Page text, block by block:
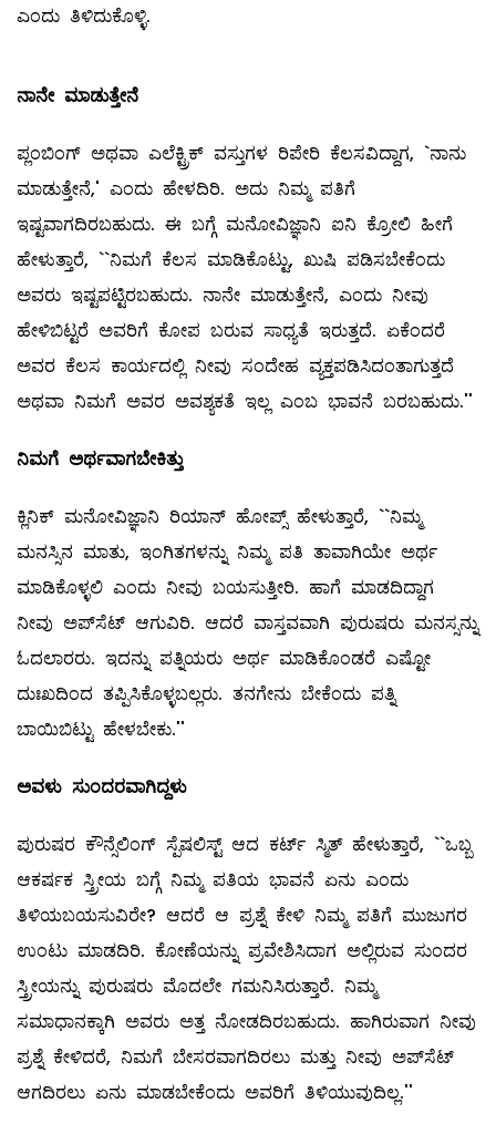
ಎಂದು ತಿಳಿದುಕೊಳ್ಳಿ.
ನಾನೇ ಮಾಡುತ್ತೇನೆ
ಪ್ಲಂಬಿಂಗ್‌ ಅಥವಾ ಎಲೆಕ್ಟ್ರಿಕ್‌ ವಸ್ತುಗಳ ರಿಪೇರಿ ಕೆಲಸವಿದ್ದಾಗ, `ನಾನು
ಮಾಡುತ್ತೇನೆ,' ಎಂದು ಹೇಳದಿರಿ. ಅದು ನಿಮ್ಮ ಪತಿಗೆ
ಇಷ್ಟವಾಗದಿರಬಹುದು. ಈ ಬಗ್ಗೆ ಮನೋವಿಜ್ಞಾನಿ ಐನಿ ಕ್ರೋಲಿ ಹೀಗೆ
ಹೇಳುತ್ತಾರೆ, ``ನಿಮಗೆ ಕೆಲಸ ಮಾಡಿಕೊಟ್ಟು, ಖುಷಿ ಪಡಿಸಬೇಕೆಂದು
ಅವರು ಇಷ್ಟಪಟ್ಟಿರಬಹುದು. ನಾನೇ ಮಾಡುತ್ತೇನೆ, ಎಂದು ನೀವು
ಹೇಳಿಬಿಟ್ಟರೆ ಅವರಿಗೆ ಕೋಪ ಬರುವ ಸಾಧ್ಯತೆ ಇರುತ್ತದೆ. ಏಕೆಂದರೆ
ಅವರ ಕೆಲಸ ಕಾರ್ಯದಲ್ಲಿ ನೀವು ಸಂದೇಹ ವ್ಯಕ್ತಪಡಿಸಿದಂತಾಗುತ್ತದೆ
ಅಥವಾ ನಿಮಗೆ ಅವರ ಅವಶ್ಯಕತೆ ಇಲ್ಲ ಎಂಬ ಭಾವನೆ ಬರಬಹುದು.''
ನಿಮಗೆ ಅರ್ಥವಾಗಬೇಕಿತ್ತು
ಕ್ಲಿನಿಕ್‌ ಮನೋವಿಜ್ಞಾನಿ ರಿಯಾನ್‌ ಹೋಪ್ಸ್ ಹೇಳುತ್ತಾರೆ, ``ನಿಮ್ಮ
ಮನಸ್ಸಿನ ಮಾತು, ಇಂಗಿತಗಳನ್ನು ನಿಮ್ಮ ಪತಿ ತಾವಾಗಿಯೇ ಅರ್ಥ
ಮಾಡಿಕೊಳ್ಳಲಿ ಎಂದು ನೀವು ಬಯಸುತ್ತೀರಿ. ಹಾಗೆ ಮಾಡದಿದ್ದಾಗ
ನೀವು ಅಪ್‌ಸೆಟ್‌ ಆಗುವಿರಿ. ಆದರೆ ವಾಸ್ತವವಾಗಿ ಪುರುಷರು ಮನಸ್ಸನ್ನು
ಓದಲಾರರು. ಇದನ್ನು ಪತ್ನಿಯರು ಅರ್ಥ ಮಾಡಿಕೊಂಡರೆ ಎಷ್ಟೋ
ದುಃಖದಿಂದ ತಪ್ಪಿಸಿಕೊಳ್ಳಬಲ್ಲರು. ತನಗೇನು ಬೇಕೆಂದು ಪತ್ನಿ
ಬಾಯಿಬಿಟ್ಟು ಹೇಳಬೇಕು.''
ಅವಳು ಸುಂದರವಾಗಿದ್ದಳು
ಪುರುಷರ ಕೌನ್ಸೆಲಿಂಗ್‌ ಸ್ಪೆಷಲಿಸ್ಟ್ ಆದ ಕರ್ಟ್‌ ಸ್ಮಿತ್‌ ಹೇಳುತ್ತಾರೆ, ``ಒಬ್ಬ
ಆಕರ್ಷಕ ಸ್ತ್ರೀಯ ಬಗ್ಗೆ ನಿಮ್ಮ ಪತಿಯ ಭಾವನೆ ಏನು ಎಂದು
ತಿಳಿಯಬಯಸುವಿರೇ? ಆದರೆ ಆ ಪ್ರಶ್ನೆ ಕೇಳಿ ನಿಮ್ಮ ಪತಿಗೆ ಮುಜುಗರ
ಉಂಟು ಮಾಡದಿರಿ. ಕೋಣೆಯನ್ನು ಪ್ರವೇಶಿಸಿದಾಗ ಅಲ್ಲಿರುವ ಸುಂದರ
ಸ್ತ್ರೀಯನ್ನು ಪುರುಷರು ಮೊದಲೇ ಗಮನಿಸಿರುತ್ತಾರೆ. ನಿಮ್ಮ
ಸಮಾಧಾನಕ್ಕಾಗಿ ಅವರು ಅತ್ತ ನೋಡದಿರಬಹುದು. ಹಾಗಿರುವಾಗ ನೀವು
ಪ್ರಶ್ನೆ ಕೇಳಿದರೆ, ನಿಮಗೆ ಬೇಸರವಾಗದಿರಲು ಮತ್ತು ನೀವು ಅಪ್‌ಸೆಟ್‌
ಆಗದಿರಲು ಏನು ಮಾಡಬೇಕೆಂದು ಅವರಿಗೆ ತಿಳಿಯುವುದಿಲ್ಲ.''